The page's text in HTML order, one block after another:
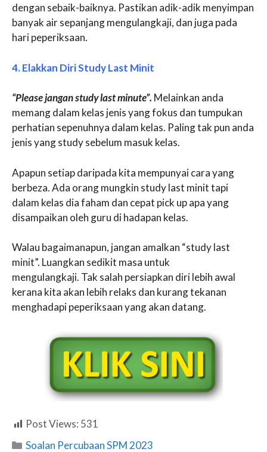
dengan sebaik-baiknya. Pastikan adik-adik menyimpan
banyak air sepanjang mengulangkaji, dan juga pada
hari peperiksaan.
4. Elakkan Diri Study Last Minit
“Please jangan study last minute”. Melainkan anda
memang dalam kelas jenis yang fokus dan tumpukan
perhatian sepenuhnya dalam kelas. Paling tak pun anda
jenis yang study sebelum masuk kelas.
Apapun setiap daripada kita mempunyai cara yang
berbeza. Ada orang mungkin study last minit tapi
dalam kelas dia faham dan cepat pick up apa yang
disampaikan oleh guru di hadapan kelas.
Walau bagaimanapun, jangan amalkan “study last
minit”. Luangkan sedikit masa untuk
mengulangkaji. Tak salah persiapkan diri lebih awal
kerana kita akan lebih relaks dan kurang tekanan
menghadapi peperiksaan yang akan datang.
Post Views: 531
Categories
Soalan Percubaan SPM 2023